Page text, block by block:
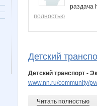
раздача
полностью
Детский
Детский транспорт -
www.nn.ru/community/
Читать полностью